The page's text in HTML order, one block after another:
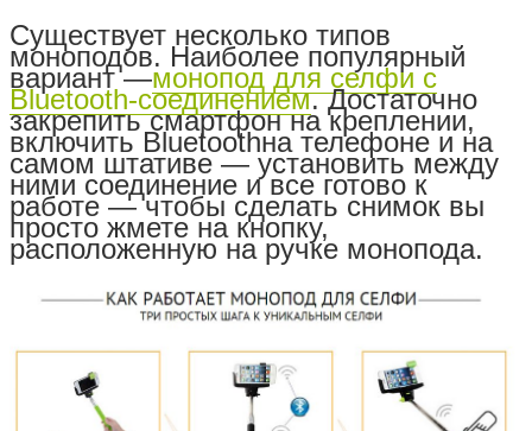
Существует несколько типов
моноподов. Наиболее популярный
вариант —монопод для селфи с
Bluetooth-соединением. Достаточно
закрепить смартфон на креплении,
включить Bluetoothна телефоне и на
самом штативе — установить между
ними соединение и все готово к
работе — чтобы сделать снимок вы
просто жмете на кнопку,
расположенную на ручке монопода.